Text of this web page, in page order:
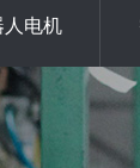
人电机